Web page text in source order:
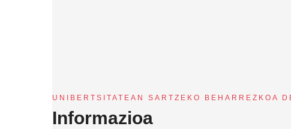
UNIBERTSITATEAN SARTZEKO BEHARREZKOA
Informazioa